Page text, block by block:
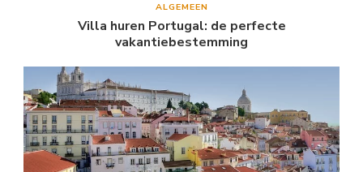
ALGEMEEN
Villa huren Portugal: de perfecte
vakantiebestemming